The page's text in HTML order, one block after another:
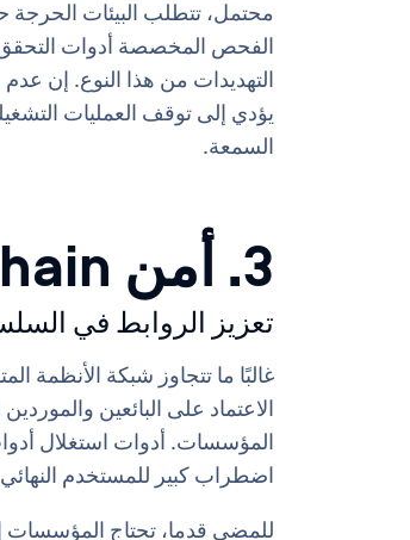
محتمل، تتطلب البيئات الحرجة
الفحص المخصصة أدوات
التهديدات من هذا النوع. إن عدم
يؤدي إلى توقف العمليات
السمعة.
3. أمن Supply Chain
تعزيز الروابط في
غالبًا ما تتجاوز شبكة الأنظمة
الاعتماد على البائعين
المؤسسات. أدوات استغلال
اضطراب كبير للمستخدم
للمضي قدما، تحتاج المؤسسات